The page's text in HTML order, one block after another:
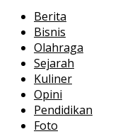
Berita
Bisnis
Olahraga
Sejarah
Kuliner
Opini
Pendidikan
Foto